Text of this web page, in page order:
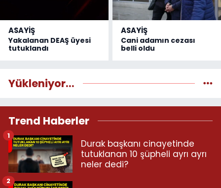
ASAYİŞ
Yakalanan DEAŞ üyesi
tutuklandı
ASAYİŞ
Cani adamın cezası
belli oldu
Yükleniyor...
Trend Haberler
Durak başkanı cinayetinde
tutuklanan 10 şüpheli ayrı ayrı
neler dedi?
1
2